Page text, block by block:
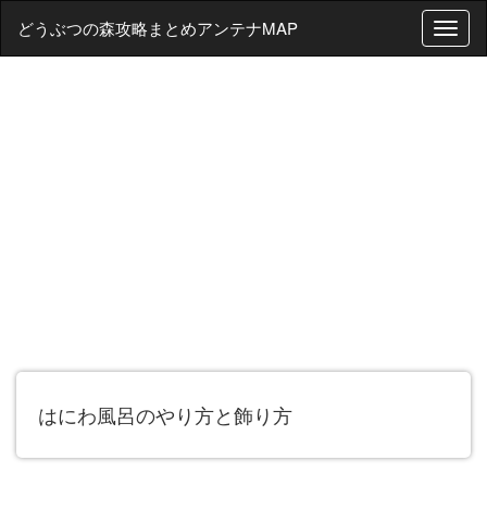
T
o
どうぶつの森攻略まとめアンテナMAP
はにわ風呂のやり方と飾り方